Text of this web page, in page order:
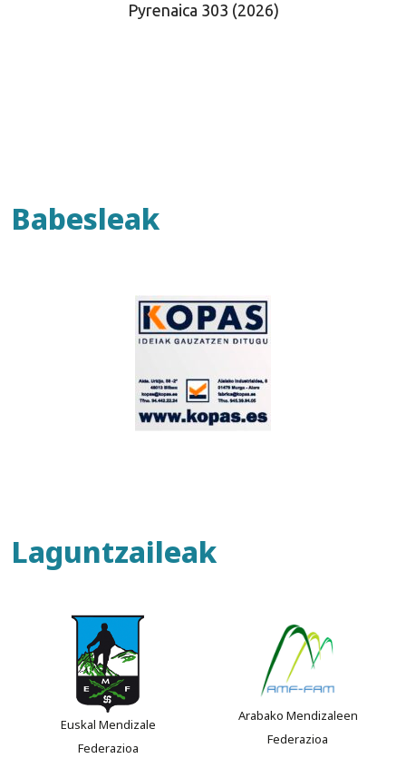
Pyrenaica 303 (2026)
Babesleak
Laguntzaileak
Euskal Mendizale
Federazioa
Arabako Mendizaleen
Federazioa